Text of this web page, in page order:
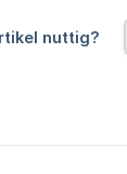
nuttig?